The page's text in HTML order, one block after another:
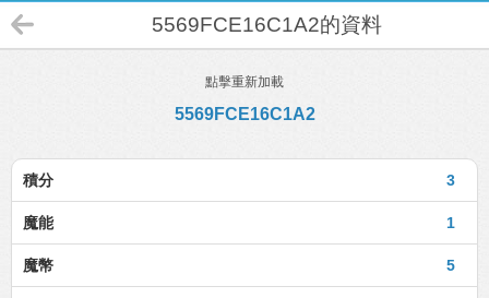
5569FCE16C1A2的資料
點擊重新加載
5569FCE16C1A2
3
積分
1
魔能
5
魔幣